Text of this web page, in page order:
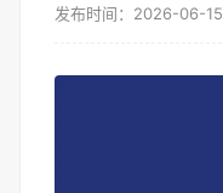
发布时间：2026-06-15